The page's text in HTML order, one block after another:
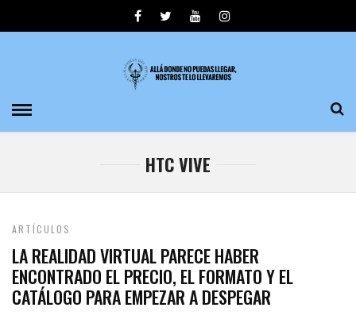
HTC VIVE
ARTÍCULOS
LA REALIDAD VIRTUAL PARECE HABER
ENCONTRADO EL PRECIO, EL FORMATO Y EL
CATÁLOGO PARA EMPEZAR A DESPEGAR